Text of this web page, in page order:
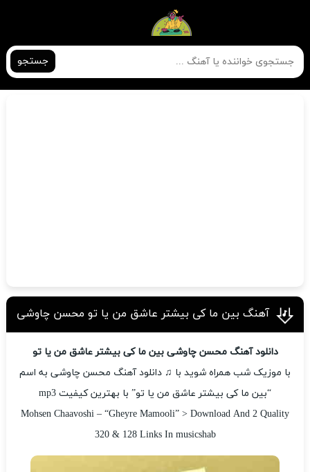
جستجو
آهنگ بین ما کی بیشتر عاشق من یا تو محسن چاوشی
دانلود آهنگ محسن چاوشی بین ما کی بیشتر عاشق من یا تو
با موزیک شب همراه شوید با ♫ دانلود آهنگ محسن چاوشی به اسم
“بین ما کی بیشتر عاشق من یا تو” با بهترین کیفیت mp3
Mohsen Chaavoshi – “Gheyre Mamooli” > Download And 2 Quality
320 & 128 Links In musicshab